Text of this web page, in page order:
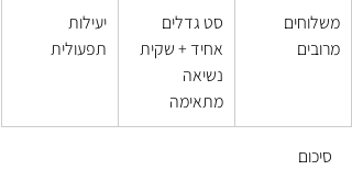
משלוחים
מרובים
סט גדלים
אחיד + שקית
נשיאה
מתאימה
יעילות
תפעולית
סיכום